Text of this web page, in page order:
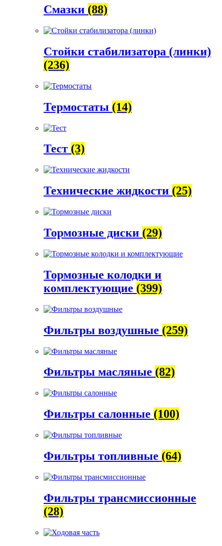
Смазки (88)
Стойки стабилизатора (линки)
(236)
Термостаты (14)
Тест (3)
Технические жидкости (25)
Тормозные диски (29)
Тормозные колодки и
комплектующие (399)
Фильтры воздушные (259)
Фильтры масляные (82)
Фильтры салонные (100)
Фильтры топливные (64)
Фильтры трансмиссионные
(28)